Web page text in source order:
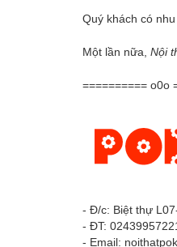
Quý khách có
Một lần nữa, Nội
========== o0o
- Đ/c: Biệt thự
- ĐT:
- Email: